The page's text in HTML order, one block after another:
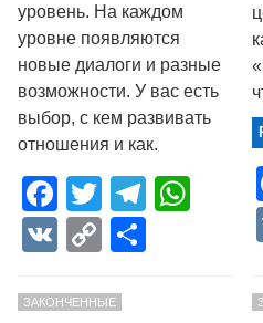
уровень. На каждом
уровне появляются
новые диалоги и разные
возможности. У вас есть
выбор, с кем развивать
отношения и как.
Facebook
Twitter
VK Copy
ЗАКОНЧЕННЫЕ